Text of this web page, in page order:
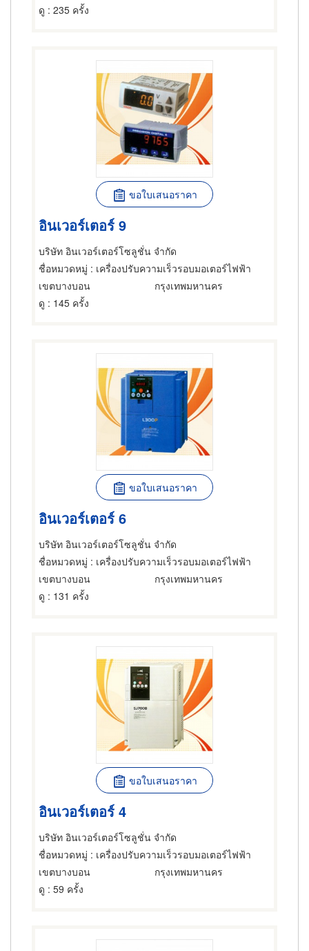
ดู : 235 ครั้ง
ขอใบเสนอราคา
อินเวอร์เตอร์ 9
บริษัท อินเวอร์เตอร์โซลูชั่น จำกัด
ชื่อหมวดหมู่ : เครื่องปรับความเร็วรอบมอเตอร์ไฟฟ้า
เขตบางบอน
กรุงเทพมหานคร
ดู : 145 ครั้ง
ขอใบเสนอราคา
อินเวอร์เตอร์ 6
บริษัท อินเวอร์เตอร์โซลูชั่น จำกัด
ชื่อหมวดหมู่ : เครื่องปรับความเร็วรอบมอเตอร์ไฟฟ้า
เขตบางบอน
กรุงเทพมหานคร
ดู : 131 ครั้ง
ขอใบเสนอราคา
อินเวอร์เตอร์ 4
บริษัท อินเวอร์เตอร์โซลูชั่น จำกัด
ชื่อหมวดหมู่ : เครื่องปรับความเร็วรอบมอเตอร์ไฟฟ้า
เขตบางบอน
กรุงเทพมหานคร
ดู : 59 ครั้ง